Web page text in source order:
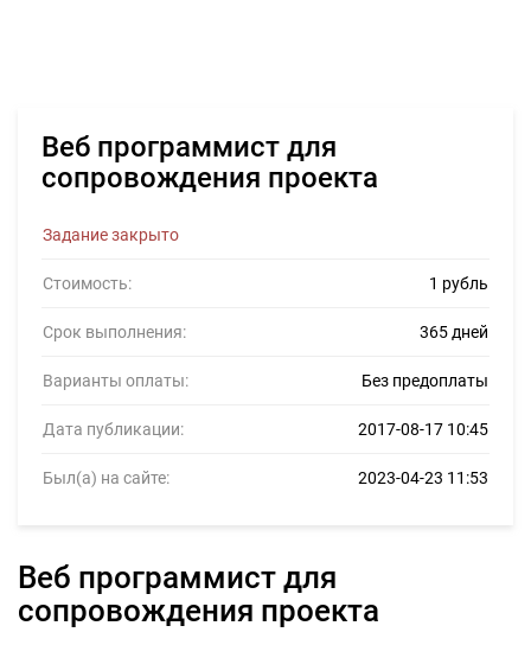
Веб программист для
сопровождения проекта
Задание закрыто
Стоимость: 1 рубль
Срок выполнения: 365 дней
Варианты оплаты: Без предоплаты
Дата публикации: 2017-08-17 10:45
Был(а) на сайте: 2023-04-23 11:53
Веб программист для
сопровождения проекта